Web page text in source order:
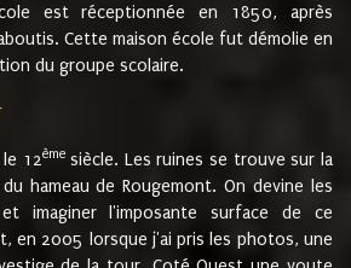
est réceptionnée en 1850, après
Cette maison école fut démolie en
du groupe scolaire.
12èmesiècle. Les ruines se trouve sur la
hameau de Rougemont. On devine les
imaginer l'imposante surface de ce
en 2005 lorsque j'ai pris les photos, une